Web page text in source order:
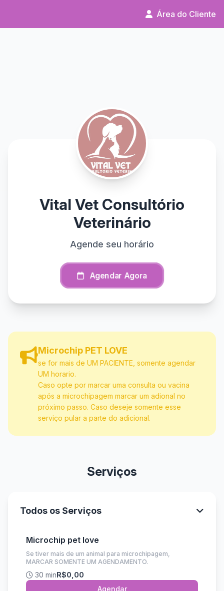
Área do Cliente
Vital Vet Consultório
Veterinário
Agende seu horário
Agendar Agora
Microchip PET LOVE
se for mais de UM PACIENTE, somente agendar
UM horario.
Caso opte por marcar uma consulta ou vacina
após a microchipagem marcar um adional no
próximo passo. Caso deseje somente esse
serviço pular a parte do adicional.
Serviços
Todos os Serviços
Microchip pet love
Se tiver mais de um animal para microchipagem,
MARCAR SOMENTE UM AGENDAMENTO.
30 minR$0,00
Agendar